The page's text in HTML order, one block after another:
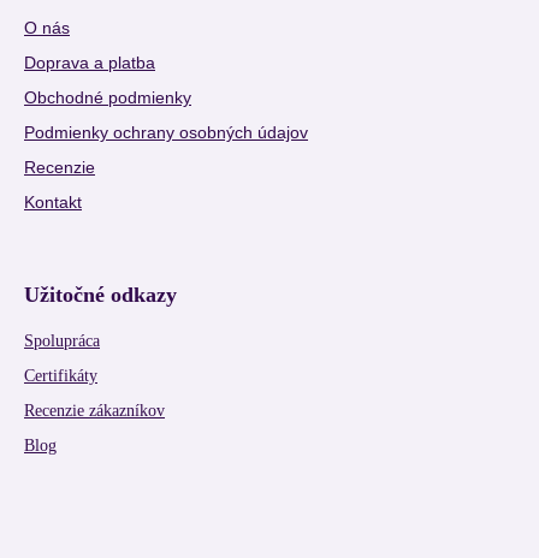
O nás
Doprava a platba
Obchodné podmienky
Podmienky ochrany osobných údajov
Recenzie
Kontakt
Užitočné odkazy
Spolupráca
Certifikáty
Recenzie zákazníkov
Blog